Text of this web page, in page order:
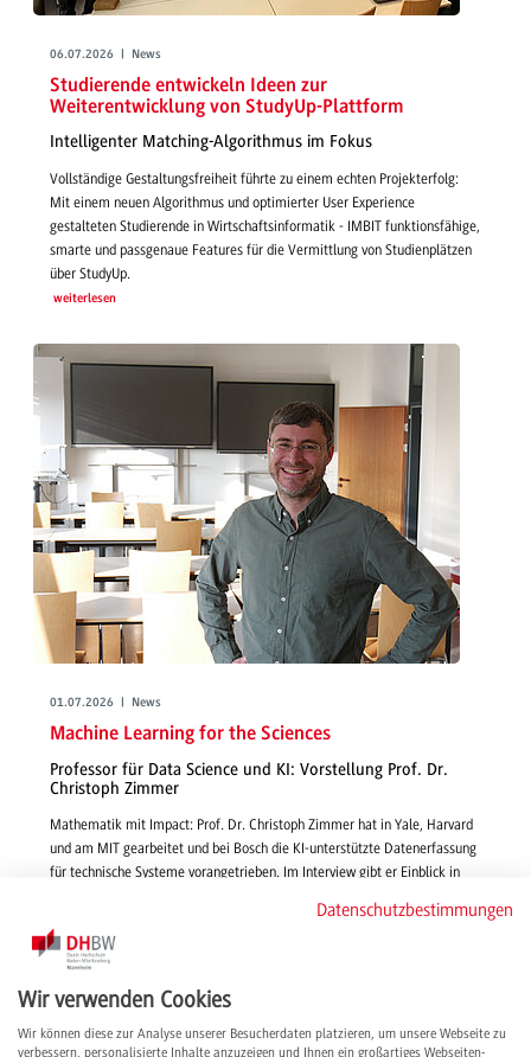
06.07.2026 | News
Studierende entwickeln Ideen zur
Weiterentwicklung von StudyUp-Plattform
Intelligenter Matching-Algorithmus im Fokus
Vollständige Gestaltungsfreiheit führte zu einem echten Projekterfolg:
Mit einem neuen Algorithmus und optimierter User Experience
gestalteten Studierende in Wirtschaftsinformatik - IMBIT funktionsfähige,
smarte und passgenaue Features für die Vermittlung von Studienplätzen
über StudyUp.
weiterlesen
01.07.2026 | News
Machine Learning for the Sciences
Professor für Data Science und KI: Vorstellung Prof. Dr.
Christoph Zimmer
Mathematik mit Impact: Prof. Dr. Christoph Zimmer hat in Yale, Harvard
und am MIT gearbeitet und bei Bosch die KI-unterstützte Datenerfassung
für technische Systeme vorangetrieben. Im Interview gibt er Einblick in
entschieden hat und teilt seine internationalen Erfahrungen.
weiterlesen
Datenschutzbestimmungen
Wir verwenden Cookies
Wir können diese zur Analyse unserer Besucherdaten platzieren, um unsere Webseite zu
verbessern, personalisierte Inhalte anzuzeigen und Ihnen ein großartiges Webseiten-